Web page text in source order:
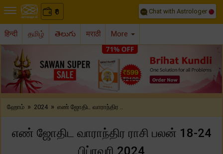
₹
0 Chat with Astrologer
हिन्दी தமிழ் తెలుగు मराठी More
Previous
ஹோம் » 2024 » எண் ஜோதிட வாராந்திர ..
எண் ஜோதிட வாராந்திர ராசி பலன் 18-24
பிப்ரவரி 2024